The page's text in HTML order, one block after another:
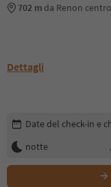
702 m da Renon centro
Dettagli
Modifica i dettagli
Date del check-in e
notte